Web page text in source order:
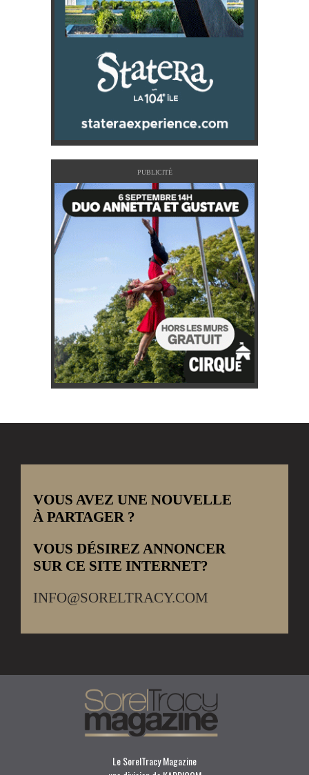
PUBLICITÉ
VOUS AVEZ UNE NOUVELLE
À PARTAGER ?
VOUS DÉSIREZ ANNONCER
SUR CE SITE INTERNET?
INFO@SORELTRACY.COM
Le SorelTracy Magazine